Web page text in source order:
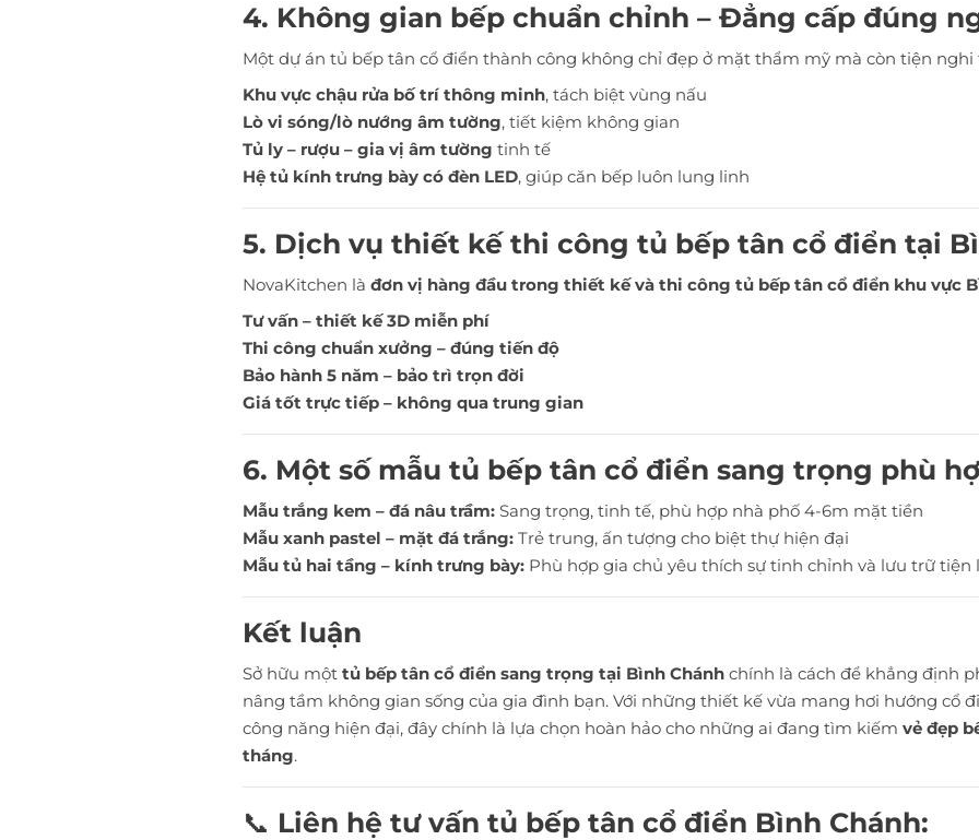
4. Không gian bếp chuẩn chỉnh – Đẳng cấp đúng
Một dự án tủ bếp tân cổ điển thành công không chỉ đẹp ở mặt thẩm mỹ mà còn tiện nghi
Khu vực chậu rửa bố trí thông minh, tách biệt vùng nấu
Lò vi sóng/lò nướng âm tường, tiết kiệm không gian
Tủ ly – rượu – gia vị âm tường tinh tế
Hệ tủ kính trưng bày có đèn LED, giúp căn bếp luôn lung linh
5. Dịch vụ thiết kế thi công tủ bếp tân cổ điển tại
NovaKitchen là đơn vị hàng đầu trong thiết kế và thi công tủ bếp tân cổ điển khu vực
Tư vấn – thiết kế 3D miễn phí
Thi công chuẩn xưởng – đúng tiến độ
Bảo hành 5 năm – bảo trì trọn đời
Giá tốt trực tiếp – không qua trung gian
6. Một số mẫu tủ bếp tân cổ điển sang trọng phù
Mẫu trắng kem – đá nâu trầm: Sang trọng, tinh tế, phù hợp nhà phố 4-6m mặt tiền
Mẫu xanh pastel – mặt đá trắng: Trẻ trung, ấn tượng cho biệt thự hiện đại
Mẫu tủ hai tầng – kính trưng bày: Phù hợp gia chủ yêu thích sự tinh chỉnh và lưu trữ tiện
Kết luận
Sở hữu một tủ bếp tân cổ điển sang trọng tại Bình Chánh chính là cách để khẳng định
nâng tầm không gian sống của gia đình bạn. Với những thiết kế vừa mang hơi hướng cổ
công năng hiện đại, đây chính là lựa chọn hoàn hảo cho những ai đang tìm kiếm vẻ đẹp
tháng.
📞 Liên hệ tư vấn tủ bếp tân cổ điển Bình Chánh: